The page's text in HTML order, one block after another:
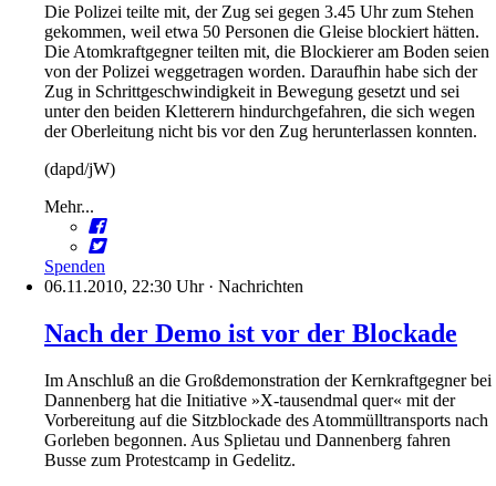
Die Polizei teilte mit, der Zug sei gegen 3.45 Uhr zum Stehen
gekommen, weil etwa 50 Personen die Gleise blockiert hätten.
Die Atomkraftgegner teilten mit, die Blockierer am Boden seien
von der Polizei weggetragen worden. Daraufhin habe sich der
Zug in Schrittgeschwindigkeit in Bewegung gesetzt und sei
unter den beiden Kletterern hindurchgefahren, die sich wegen
der Oberleitung nicht bis vor den Zug herunterlassen konnten.
(dapd/jW)
Mehr...
Spenden
06.11.2010, 22:30 Uhr· Nachrichten
Nach der Demo ist vor der Blockade
Im Anschluß an die Großdemonstration der Kernkraftgegner bei
Dannenberg hat die Initiative »X-tausendmal quer« mit der
Vorbereitung auf die Sitzblockade des Atommülltransports nach
Gorleben begonnen. Aus Splietau und Dannenberg fahren
Busse zum Protestcamp in Gedelitz.